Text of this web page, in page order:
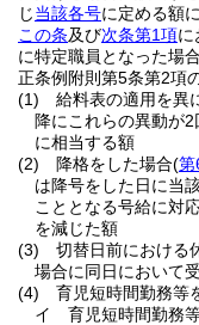
じ当該各号に定める額
この条及び次条第1項に
に特定職員となった場
正条例附則第5条第2項
(1)
給料表の適用を異
降にこれらの異動が
に相当する額
(2)
降格をした場合(第
は降号をした日に当
こととなる号給に対
を減じた額
(3)
切替日前における
場合に同日において
(4)
育児短時間勤務等
イ
育児短時間勤務